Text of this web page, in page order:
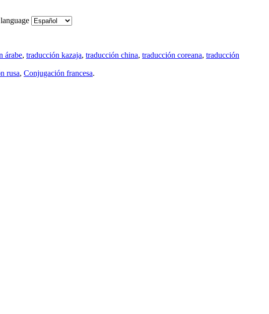
árabe, traducción kazaja, traducción china, traducción coreana, traducción
rusa, Conjugación francesa.